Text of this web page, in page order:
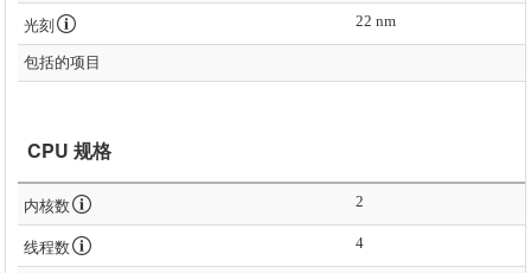
光刻 22 nm
包括的项目
CPU 规格
内核数 2
线程数 4